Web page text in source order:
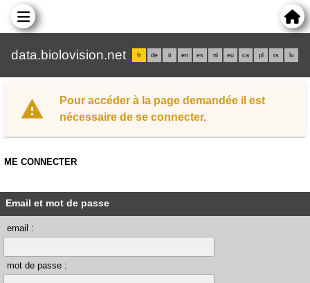
data.biolovision.net fr de it en es nl eu ca pl rs lv
Pour accéder à la page demandée il est
nécessaire de se connecter.
ME CONNECTER
Email et mot de passe
email :
mot de passe :